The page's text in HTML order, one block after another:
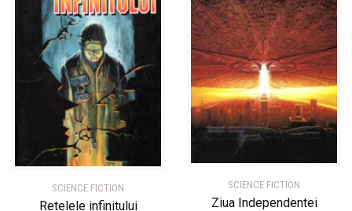
SCIENCE FICTION
Retelele infinitului
SCIENCE FICTION
Ziua Independentei